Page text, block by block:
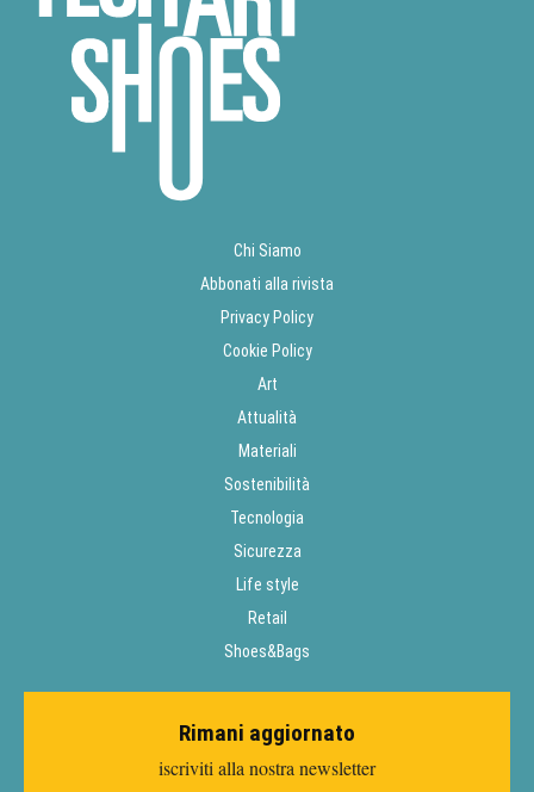
Chi Siamo
Abbonati alla rivista
Privacy Policy
Cookie Policy
Art
Attualità
Materiali
Sostenibilità
Tecnologia
Sicurezza
Life style
Retail
Shoes&Bags
Rimani aggiornato
iscriviti alla nostra newsletter